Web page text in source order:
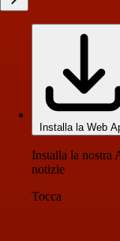
Installa la Web
Installa la nostra
notizie
Tocca